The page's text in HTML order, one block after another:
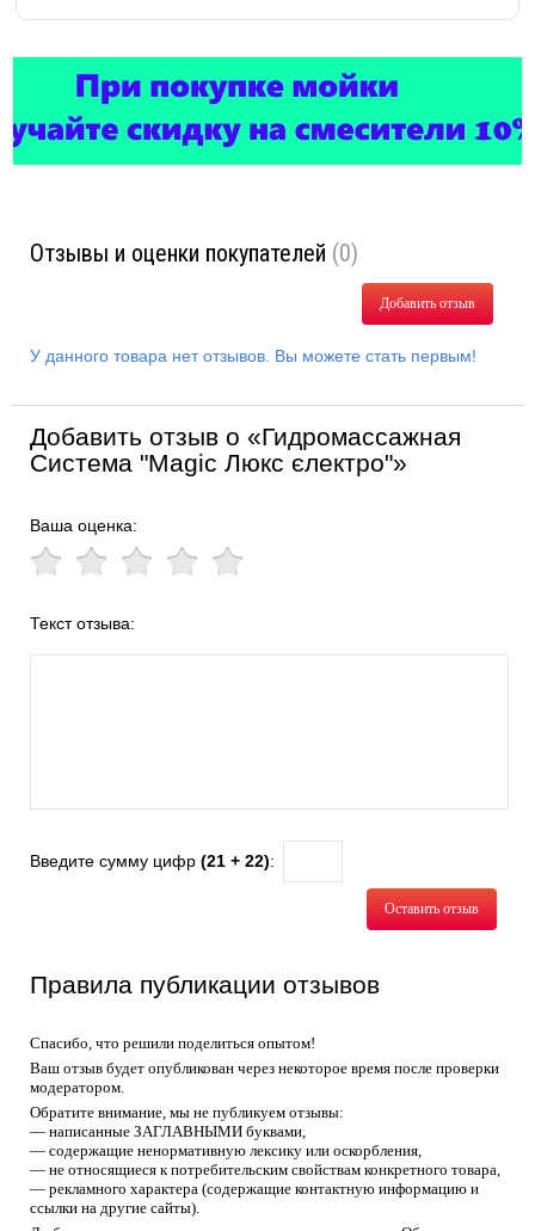
Отзывы и оценки покупателей (0)
Добавить отзыв
У данного товара нет отзывов. Вы можете стать первым!
Добавить отзыв о «Гидромассажная
Система "Magic Люкс єлектро"»
Ваша оценка:
Текст отзыва:
Введите сумму цифр (21 + 22):
Оставить отзыв
Правила публикации отзывов
Спасибо, что решили поделиться опытом!
Ваш отзыв будет опубликован через некоторое время после проверки
модератором.
Обратите внимание, мы не публикуем отзывы:
— написанные ЗАГЛАВНЫМИ буквами,
— содержащие ненормативную лексику или оскорбления,
— не относящиеся к потребительским свойствам конкретного товара,
— рекламного характера (содержащие контактную информацию и
ссылки на другие сайты).